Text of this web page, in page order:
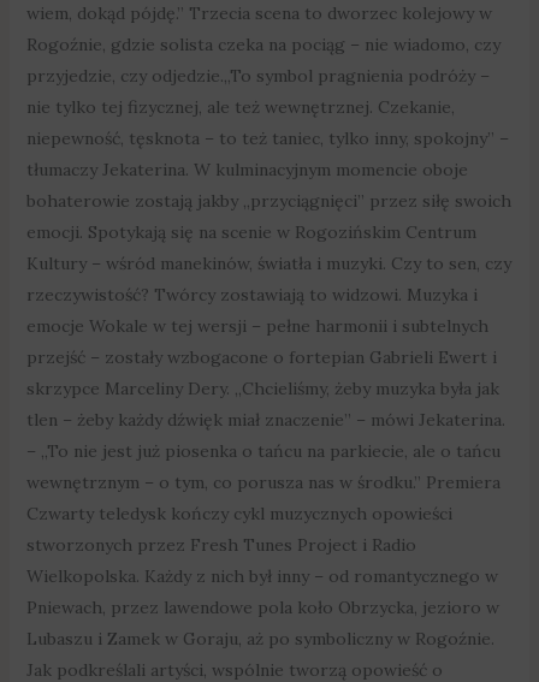
wiem, dokąd pójdę.” Trzecia scena to dworzec kolejowy w
Rogoźnie, gdzie solista czeka na pociąg – nie wiadomo, czy
przyjedzie, czy odjedzie.„To symbol pragnienia podróży –
nie tylko tej fizycznej, ale też wewnętrznej. Czekanie,
niepewność, tęsknota – to też taniec, tylko inny, spokojny” –
tłumaczy Jekaterina. W kulminacyjnym momencie oboje
bohaterowie zostają jakby „przyciągnięci” przez siłę swoich
emocji. Spotykają się na scenie w Rogozińskim Centrum
Kultury – wśród manekinów, światła i muzyki. Czy to sen, czy
rzeczywistość? Twórcy zostawiają to widzowi. Muzyka i
emocje Wokale w tej wersji – pełne harmonii i subtelnych
przejść – zostały wzbogacone o fortepian Gabrieli Ewert i
skrzypce Marceliny Dery. „Chcieliśmy, żeby muzyka była jak
tlen – żeby każdy dźwięk miał znaczenie” – mówi Jekaterina.
– „To nie jest już piosenka o tańcu na parkiecie, ale o tańcu
wewnętrznym – o tym, co porusza nas w środku.” Premiera
Czwarty teledysk kończy cykl muzycznych opowieści
stworzonych przez Fresh Tunes Project i Radio
Wielkopolska. Każdy z nich był inny – od romantycznego w
Pniewach, przez lawendowe pola koło Obrzycka, jezioro w
Lubaszu i Zamek w Goraju, aż po symboliczny w Rogoźnie.
Jak podkreślali artyści, wspólnie tworzą opowieść o